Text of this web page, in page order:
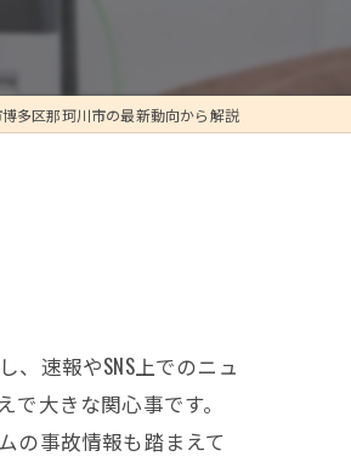
多区那珂川市の最新動向から解説
速報やSNS上でのニュ
大きな関心事です。
の事故情報も踏まえて